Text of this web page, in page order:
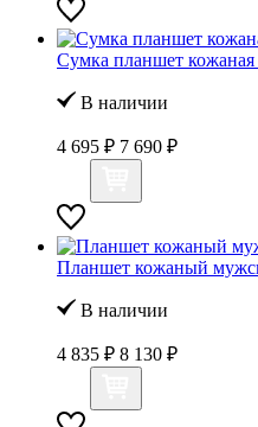
Сумка планшет
В наличии
4 695 ₽ 7 690 ₽
Планшет кожаный
В наличии
4 835 ₽ 8 130 ₽